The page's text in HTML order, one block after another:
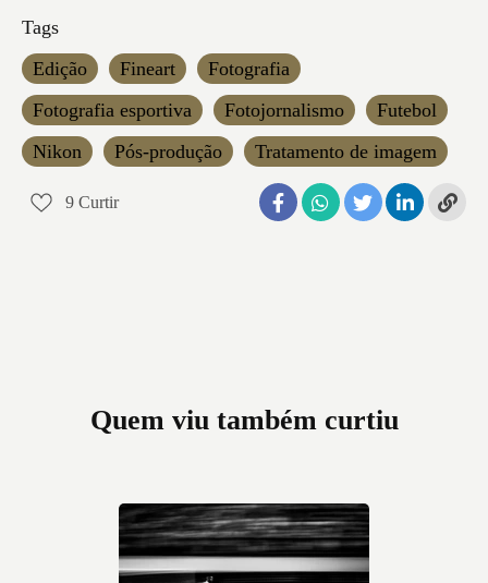
Tags
Edição
Fineart
Fotografia
Fotografia esportiva
Fotojornalismo
Futebol
Nikon
Pós-produção Tratamento de imagem
9 Curtir
Quem viu também curtiu